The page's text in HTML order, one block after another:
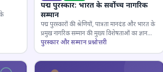
पद्म पुरस्कार: भारत के सर्वोच्च नागरिक
सम्मान
पद्म पुरस्कारों की श्रेणियों, पात्रता मानदंड और भारत के
प्रमुख नागरिक सम्मान की मुख्य विशेषताओं का ज्ञान
परखें।
पुरस्कार और सम्मान प्रश्नोत्तरी